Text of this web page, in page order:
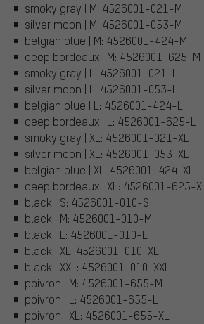
smoky gray | M: 4526001-021-M
silver moon | M: 4526001-053-M
belgian blue | M: 4526001-424-M
deep bordeaux | M: 4526001-625-M
smoky gray | L: 4526001-021-L
silver moon | L: 4526001-053-L
belgian blue | L: 4526001-424-L
deep bordeaux | L: 4526001-625-L
smoky gray | XL: 4526001-021-XL
silver moon | XL: 4526001-053-XL
belgian blue | XL: 4526001-424-XL
deep bordeaux | XL: 4526001-625-XL
black | S: 4526001-010-S
black | M: 4526001-010-M
black | L: 4526001-010-L
black | XL: 4526001-010-XL
black | XXL: 4526001-010-XXL
poivron | M: 4526001-655-M
poivron | L: 4526001-655-L
poivron | XL: 4526001-655-XL